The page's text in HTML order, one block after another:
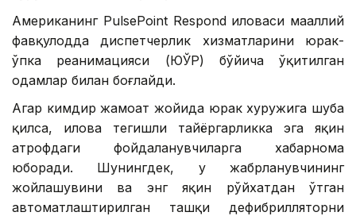
Американинг PulsePoint Respond иловаси маҳаллий
фавқулодда диспетчерлик хизматларини юрак-
ўпка реанимацияси (ЮЎР) бўйича ўқитилган
одамлар билан боғлайди.
Агар кимдир жамоат жойида юрак хуружига шубҳа
қилса, илова тегишли тайёргарликка эга яқин
атрофдаги фойдаланувчиларга хабарнома
юборади. Шунингдек, у жабрланувчининг
жойлашувини ва энг яқин рўйхатдан ўтган
автоматлаштирилган ташқи дефибрилляторни